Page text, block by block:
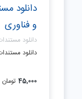
دانلود
و فناوری
دانلود
دانلود
45,000 تومان